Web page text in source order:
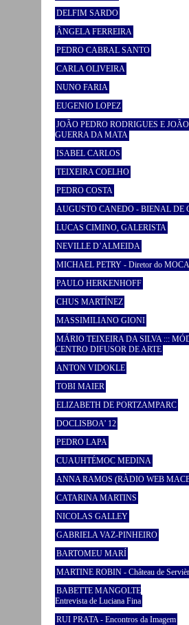
DELFIM SARDO
ÂNGELA FERREIRA
PEDRO CABRAL SANTO
CARLA OLIVEIRA
NUNO FARIA
EUGENIO LOPEZ
JOÃO PEDRO RODRIGUES E
GUERRA DA MATA
ISABEL CARLOS
TEIXEIRA COELHO
PEDRO COSTA
AUGUSTO CANEDO - BIENAL DE
LUCAS CIMINO, GALERISTA
NEVILLE D’ALMEIDA
MICHAEL PETRY - Diretor do
PAULO HERKENHOFF
CHUS MARTÍNEZ
MASSIMILIANO GIONI
MÁRIO TEIXEIRA DA SILVA :::
CENTRO DIFUSOR DE ARTE
ANTON VIDOKLE
TOBI MAIER
ELIZABETH DE PORTZAMPARC
DOCLISBOA’ 12
PEDRO LAPA
CUAUHTÉMOC MEDINA
ANNA RAMOS (RÀDIO WEB
CATARINA MARTINS
NICOLAS GALLEY
GABRIELA VAZ-PINHEIRO
BARTOMEU MARÍ
MARTINE ROBIN - Château de
BABETTE MANGOLTE
Entrevista de Luciana Fina
RUI PRATA - Encontros da Imagem